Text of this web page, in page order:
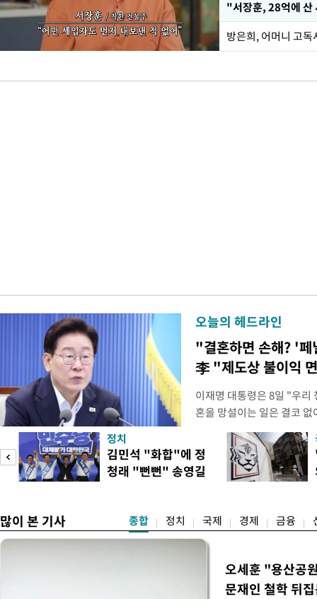
"서장훈, 28억에 산
방은희, 어머니 고
오늘의 헤드라인
"결혼하면 손해? '
李 "제도상 불이익
이재명 대통령은 8일 "우리
혼을 망설이는 일은 결코
하는 제도가 있을 경우 편
다. 이 대통령은 이날 오후
로 찾은 결혼 페널티 22개'
이 대통령은 "결혼으로 인
정치
김민석 "화합"에 정
청래 "뻔뻔" 송영길
많이 본 기사 종합 정치 국제 경제 금융
오세훈 "용산공
문재인 철학 뒤